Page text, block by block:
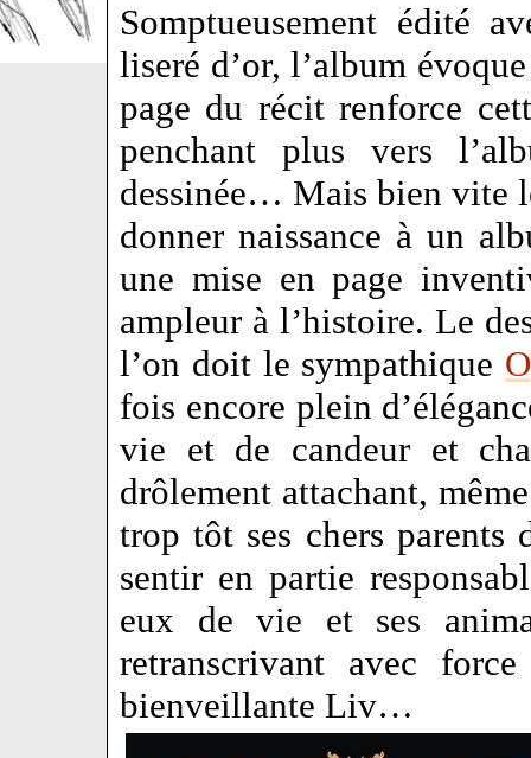
Somptueusement édité
liseré d’or, l’album
page du récit renforce
penchant plus vers
dessinée… Mais bien vite
donner naissance à un
une mise en page
ampleur à l’histoire. Le
l’on doit le sympathique
fois encore plein
vie et de candeur et
drôlement attachant,
trop tôt ses chers parents
sentir en partie
eux de vie et ses
retranscrivant avec
bienveillante Liv…